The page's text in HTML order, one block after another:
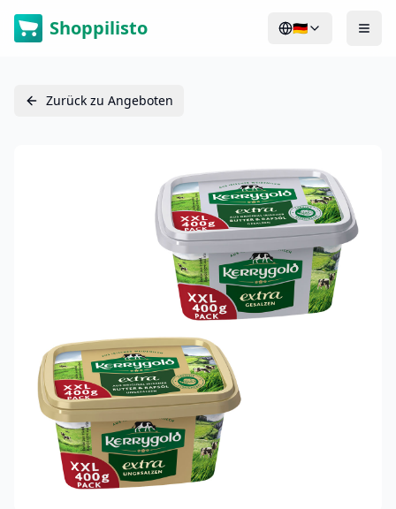
Shoppilisto 🇩🇪
Zurück zu Angeboten